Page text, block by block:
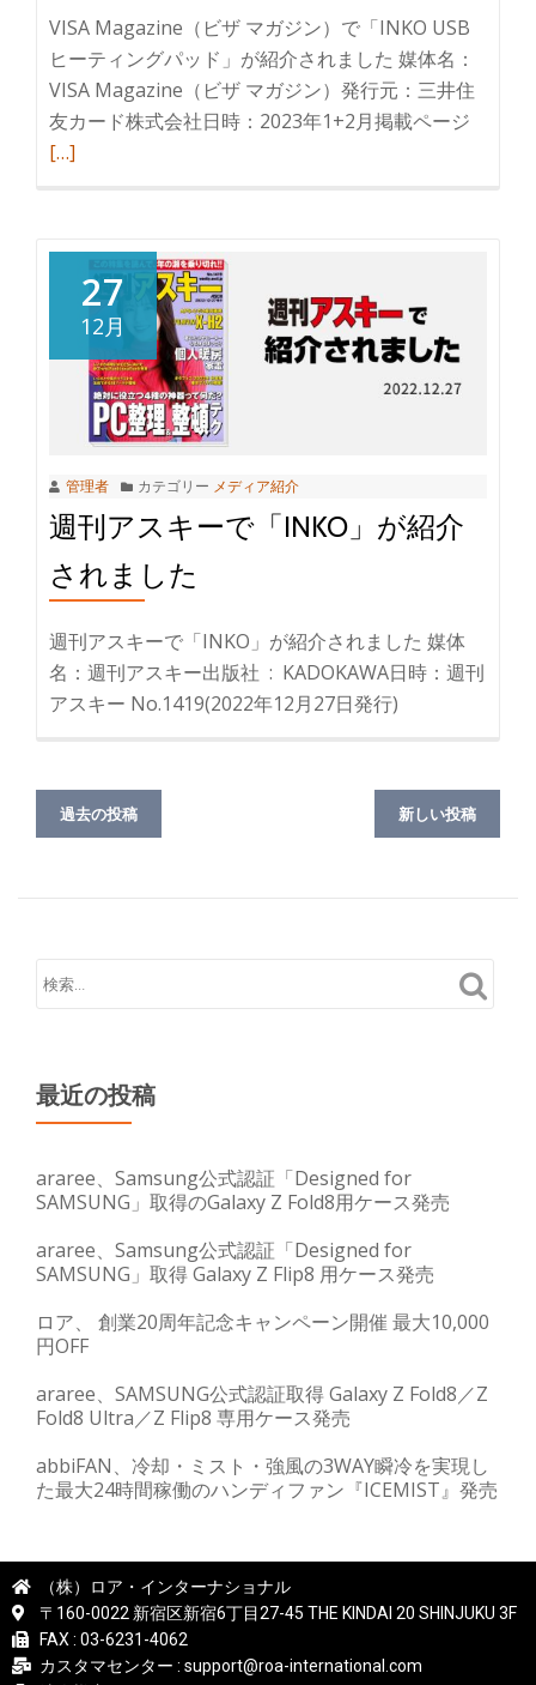
VISA Magazine（ビザ マガジン）で「INKO USB
ヒーティングパッド」が紹介されました 媒体名：
VISA Magazine（ビザ マガジン）発行元：三井住
友カード株式会社日時：2023年1+2月掲載ページ
[…]
27
12月
管理者 カテゴリー メディア紹介
週刊アスキーで「INKO」が紹介
されました
週刊アスキーで「INKO」が紹介されました 媒体
名：週刊アスキー出版社 ‏ : ‎ KADOKAWA日時：週刊
アスキー No.1419(2022年12月27日発行)
過去の投稿 新しい投稿
最近の投稿
araree、Samsung公式認証「Designed for
SAMSUNG」取得のGalaxy Z Fold8用ケース発売
araree、Samsung公式認証「Designed for
SAMSUNG」取得 Galaxy Z Flip8 用ケース発売
ロア、 創業20周年記念キャンペーン開催 最大10,000
円OFF
araree、SAMSUNG公式認証取得 Galaxy Z Fold8／Z
Fold8 Ultra／Z Flip8 専用ケース発売
abbiFAN、冷却・ミスト・強風の3WAY瞬冷を実現し
た最大24時間稼働のハンディファン『ICEMIST』発売
（株）ロア・インターナショナル
〒160-0022 新宿区新宿6丁目27-45 THE KINDAI 20 SHINJUKU 3F
FAX : 03-6231-4062
カスタマセンター : support@roa-international.com